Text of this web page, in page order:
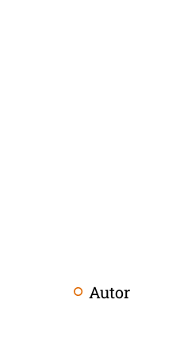
Überschrift
Autor